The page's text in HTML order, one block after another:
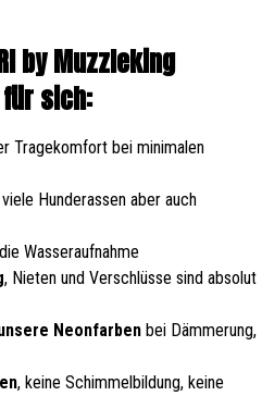
by Muzzleking
sich:
Tragekomfort bei minimalen
Hunderassen aber auch
Wasseraufnahme
, Nieten und Verschlüsse sind absolut
Neonfarben bei Dämmerung,
, keine Schimmelbildung, keine